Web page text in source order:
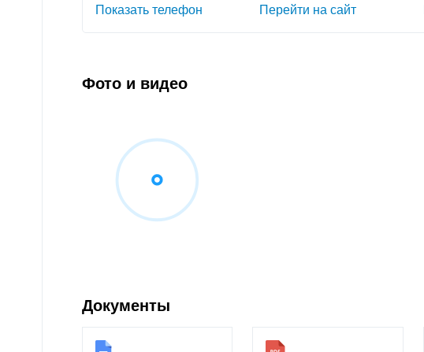
Показать телефон
Перейти на сайт
Фото и видео
Документы